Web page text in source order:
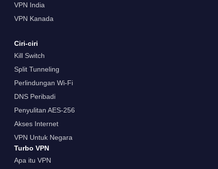
VPN India
VPN Kanada
Ciri-ciri
Kill Switch
Split Tunneling
Perlindungan Wi-Fi
DNS Peribadi
Penyulitan AES-256
Akses Internet
VPN Untuk Negara
Turbo VPN
Apa itu VPN